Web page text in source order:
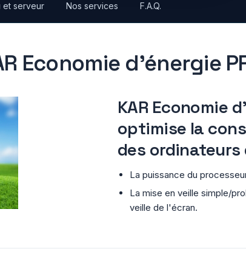
et serveur Nos services F.A.Q.
Economie d'énergie
KAR Economie
optimise la
des
La puissance du
La mise en veille simple/
veille de l'écran.